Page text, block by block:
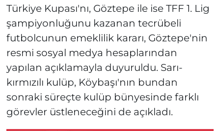
Türkiye Kupası'nı, Göztepe ile ise TFF 1. Lig
şampiyonluğunu kazanan tecrübeli
futbolcunun emeklilik kararı, Göztepe'nin
resmi sosyal medya hesaplarından
yapılan açıklamayla duyuruldu. Sarı-
kırmızılı kulüp, Köybaşı'nın bundan
sonraki süreçte kulüp bünyesinde farklı
görevler üstleneceğini de açıkladı.